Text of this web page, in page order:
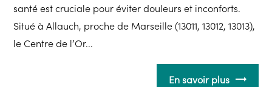
santé est cruciale pour éviter douleurs et inconforts.
Situé à Allauch, proche de Marseille (13011, 13012, 13013),
le Centre de l’Or...
En savoir plus